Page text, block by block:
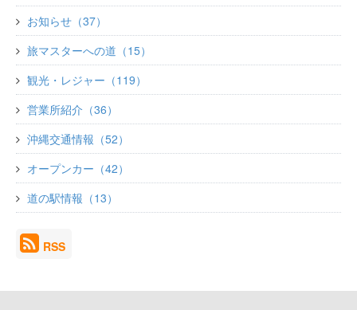
お知らせ（37）
旅マスターへの道（15）
観光・レジャー（119）
営業所紹介（36）
沖縄交通情報（52）
オープンカー（42）
道の駅情報（13）
RSS